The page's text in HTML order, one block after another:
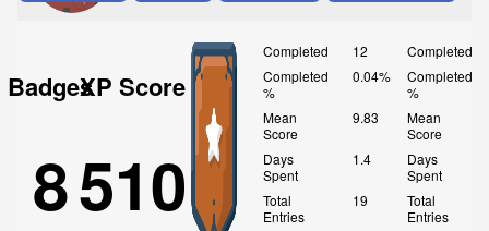
Badges
8
XP Score
510
Completed
12
Completed
%
0.04%
Mean
Score
9.83
Days
Spent
1.4
Total
Entries
19
Completed
Completed
%
Mean
Score
Days
Spent
Total
Entries